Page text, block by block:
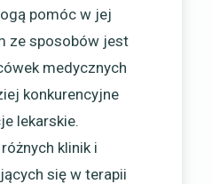
pomóc w jej
ze sposobów jest
medycznych
konkurencyjne
lekarskie.
klinik i
się w terapii